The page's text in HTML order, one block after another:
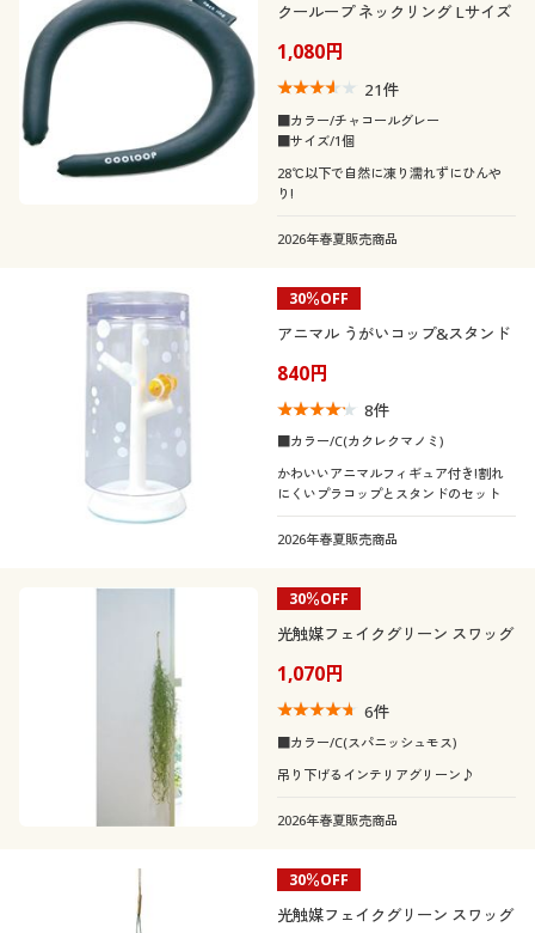
クーループ ネックリング Lサイズ
1,080円
21件
■カラー/チャコールグレー
■サイズ/1個
28℃以下で自然に凍り濡れずにひんや
り!
2026年春夏販売商品
30％OFF
アニマル うがいコップ&スタンド
840円
8件
■カラー/C(カクレクマノミ)
かわいいアニマルフィギュア付き!割れ
にくいプラコップとスタンドのセット
2026年春夏販売商品
30％OFF
光触媒フェイクグリーン スワッグ
1,070円
6件
■カラー/C(スパニッシュモス)
吊り下げるインテリアグリーン♪
2026年春夏販売商品
30％OFF
光触媒フェイクグリーン スワッグ